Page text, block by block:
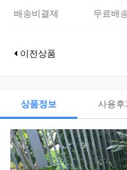
배송비결제
무료배
이전상품
상품정보 사용후